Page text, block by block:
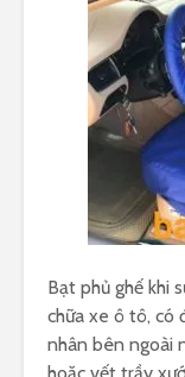
Bạt phủ ghế khi
chữa xe ô tô, có
nhân bên ngoài